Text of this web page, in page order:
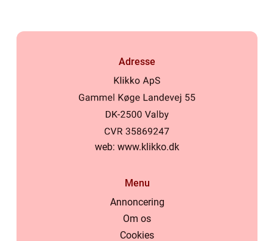
Adresse
web: www.klikko.dk
Menu
Annoncering
Om os
Cookies